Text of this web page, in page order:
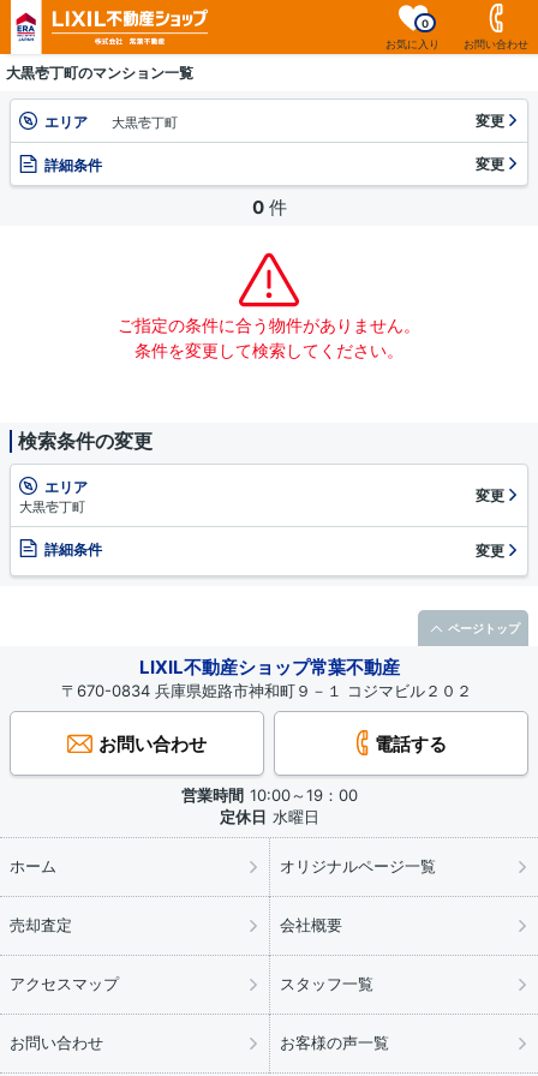
お気に入り
0
お問い合わせ
大黒壱丁町のマンション一覧
エリア 大黒壱丁町 変更
詳細条件 変更
0 件
ご指定の条件に合う物件がありません。
条件を変更して検索してください。
検索条件の変更
エリア
大黒壱丁町
変更
詳細条件 変更
LIXIL不動産ショップ常葉不動産
〒670-0834 兵庫県姫路市神和町９－１ コジマビル２０２
お問い合わせ 電話する
営業時間 10:00～19：00
定休日 水曜日
ホーム オリジナルページ一覧
売却査定 会社概要
アクセスマップ スタッフ一覧
お問い合わせ お客様の声一覧
ページトップ